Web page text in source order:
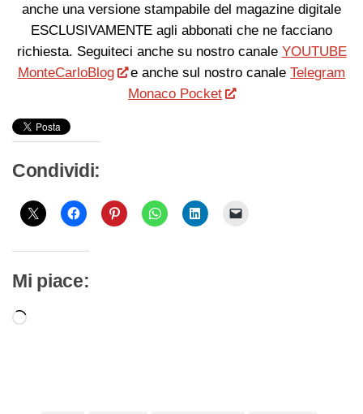
anche una versione stampabile del magazine digitale
ESCLUSIVAMENTE agli abbonati che ne facciano
richiesta. Seguiteci anche su nostro canale YOUTUBE
MonteCarloBlog
e anche sul nostro canaleTelegram
Monaco Pocket
Condividi:
Mi piace:
Caricamento